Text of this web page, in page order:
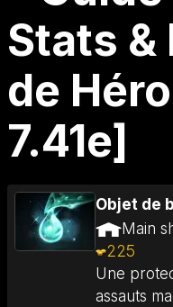
Stats
de
7.41e]
Objet de
Main
225
Une
assauts